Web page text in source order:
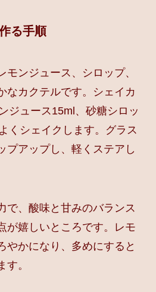
る手順
モンジュース、シロップ、
なカクテルです。シェイカ
ジュース15ml、砂糖シロッ
くシェイクします。グラス
プアップし、軽くステアし
で、酸味と甘みのバランス
が嬉しいところです。レモ
やかになり、多めにすると
。